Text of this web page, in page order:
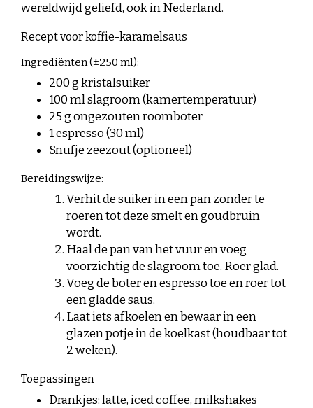
Zuurgraad van koffie
Cold brewd koffie
IJskoffie
Espresso-rub
Peppermint Mocha
Gingerbread Latte
Cinnamon Latte
Laagjes Koffie
Nagerechten en gebak met Koffie
wereldwijd geliefd, ook in Nederland.
Recept voor koffie-karamelsaus
Ingrediënten (±250 ml):
200 g kristalsuiker
100 ml slagroom (kamertemperatuur)
25 g ongezouten roomboter
1 espresso (30 ml)
Snufje zeezout (optioneel)
Bereidingswijze:
Verhit de suiker in een pan zonder te
roeren tot deze smelt en goudbruin
wordt.
Haal de pan van het vuur en voeg
voorzichtig de slagroom toe. Roer glad.
Voeg de boter en espresso toe en roer tot
een gladde saus.
Laat iets afkoelen en bewaar in een
glazen potje in de koelkast (houdbaar tot
2 weken).
Toepassingen
Drankjes: latte, iced coffee, milkshakes